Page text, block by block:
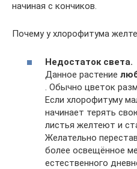
начиная с кончиков.
Почему у хлорофитума
Недостаток света.
Данное растение
. Обычно цветок
Если хлорофитуму
начинает терять
листья желтеют и
Желательно
более освещённое
естественного